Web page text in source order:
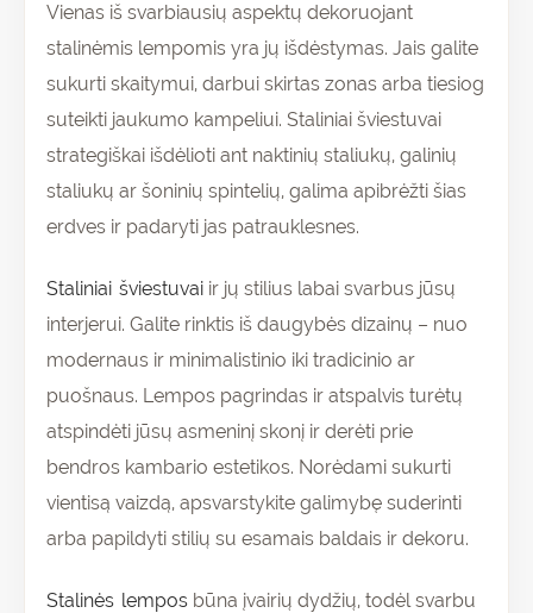
Vienas iš svarbiausių aspektų dekoruojant
stalinėmis lempomis yra jų išdėstymas. Jais galite
sukurti skaitymui, darbui skirtas zonas arba tiesiog
suteikti jaukumo kampeliui. Staliniai šviestuvai
strategiškai išdėlioti ant naktinių staliukų, galinių
staliukų ar šoninių spintelių, galima apibrėžti šias
erdves ir padaryti jas patrauklesnes.
Staliniai šviestuvai ir jų stilius labai svarbus jūsų
interjerui. Galite rinktis iš daugybės dizainų – nuo
modernaus ir minimalistinio iki tradicinio ar
puošnaus. Lempos pagrindas ir atspalvis turėtų
atspindėti jūsų asmeninį skonį ir derėti prie
bendros kambario estetikos. Norėdami sukurti
vientisą vaizdą, apsvarstykite galimybę suderinti
arba papildyti stilių su esamais baldais ir dekoru.
Stalinės lempos būna įvairių dydžių, todėl svarbu